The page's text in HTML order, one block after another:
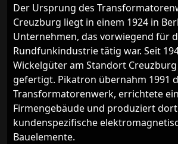
Der Ursprung des
Creuzburg liegt in einem 1924 in
Unternehmen, das vorwiegend für
Rundfunkindustrie tätig war. Seit
Wickelgüter am Standort
gefertigt. Pikatron übernahm 1991
Transformatorenwerk, errichtete
Firmengebäude und produziert
kundenspezifische
Bauelemente.